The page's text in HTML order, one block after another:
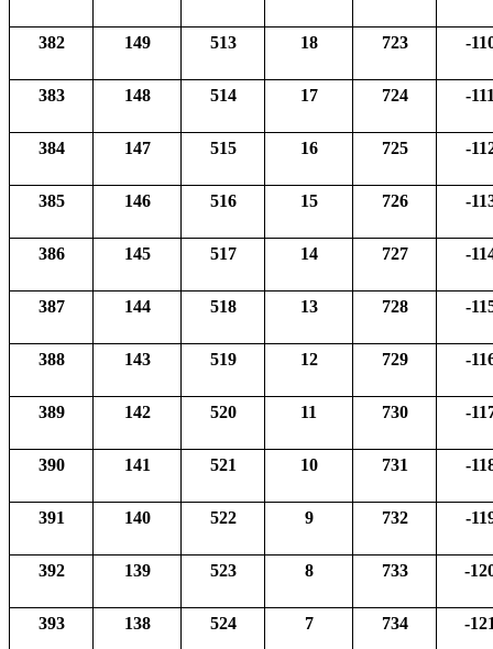
382 149 513 18 723 -
383 148 514 17 724 -
384 147 515 16 725 -
385 146 516 15 726 -
386 145 517 14 727 -
387 144 518 13 728 -
388 143 519 12 729 -
389 142 520 11 730 -
390 141 521 10 731 -
391 140 522 9 732 -
392 139 523 8 733 -
393 138 524 7 734 -